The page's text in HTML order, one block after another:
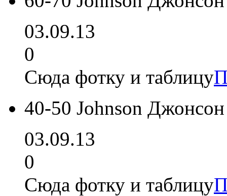
03.09.13
0
Сюда фотку и таблицу
40-50 Johnson
03.09.13
0
Сюда фотку и таблицу